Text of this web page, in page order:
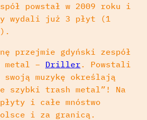
powstał w 2009 roku i
wydali już 3 płyt (1
przejmie gdyński zespół
metal – Driller . Powstali
swoją muzykę określają
szybki trash metal”! Na
i całe mnóstwo
i za granicą.